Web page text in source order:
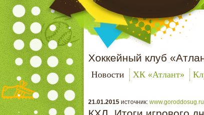
Хоккейный клуб
Новости ХК «Атлант»
21.01.2015источник: www.goroddosug.ru